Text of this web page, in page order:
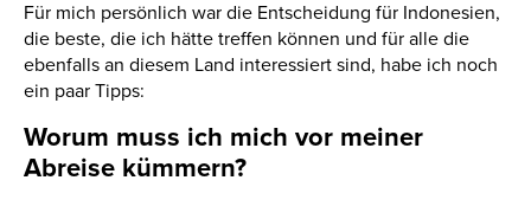
Für mich persönlich war die Entscheidung für Indonesien,
die beste, die ich hätte treffen können und für alle die
ebenfalls an diesem Land interessiert sind, habe ich noch
ein paar Tipps:
Worum muss ich mich vor meiner
Abreise kümmern?